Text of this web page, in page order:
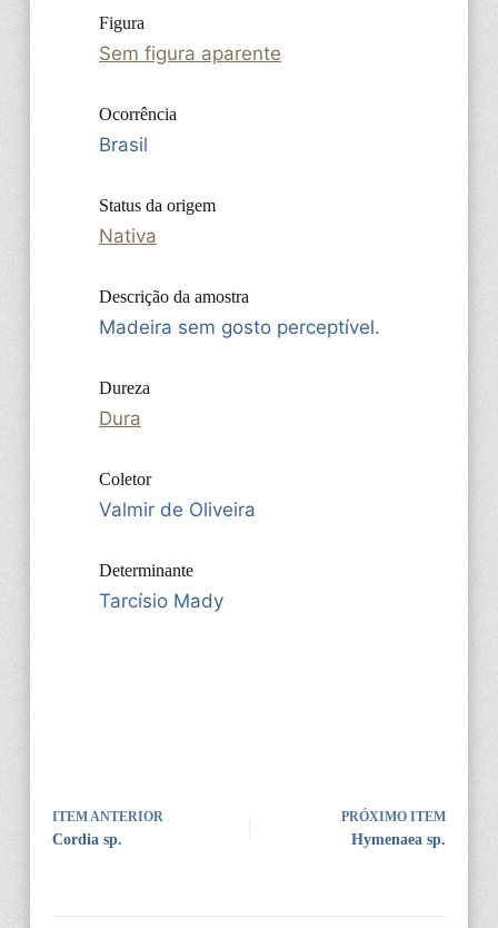
Figura
Sem figura aparente
Ocorrência
Brasil
Status da origem
Nativa
Descrição da amostra
Madeira sem gosto perceptível.
Dureza
Dura
Coletor
Valmir de Oliveira
Determinante
Tarcísio Mady
ITEM ANTERIOR
Cordia sp.
PRÓXIMO ITEM
Hymenaea sp.